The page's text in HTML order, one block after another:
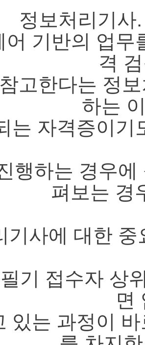
정보처리기사
어 기반의 업
격
고한다는 정
하는
는 자격증이
행하는 경우
펴보는 경
기사에 대한
기 접수자 상
면
있는 과정이